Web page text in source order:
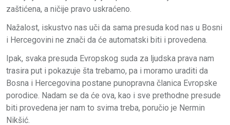
zaštićena, a ničije pravo uskraćeno.
Nažalost, iskustvo nas uči da sama presuda kod nas u Bosni
i Hercegovini ne znači da će automatski biti i provedena.
Ipak, svaka presuda Evropskog suda za ljudska prava nam
trasira put i pokazuje šta trebamo, pa i moramo uraditi da
Bosna i Hercegovina postane punopravna članica Evropske
porodice. Nadam se da će ova, kao i sve prethodne presude
biti provedena jer nam to svima treba, poručio je Nermin
Nikšić.